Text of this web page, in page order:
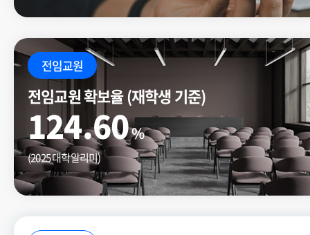
전임교원
전임교원 확보율 (재학생 기준)
124.60%
(2025 대학알리미)